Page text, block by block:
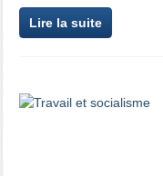
Lire la suite